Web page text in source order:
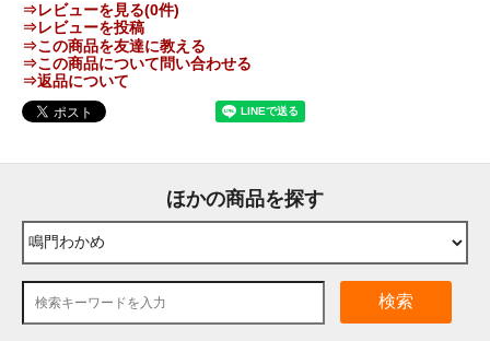
⇒レビューを見る(0件)
⇒レビューを投稿
⇒この商品を友達に教える
⇒この商品について問い合わせる
⇒返品について
ほかの商品を探す
検索